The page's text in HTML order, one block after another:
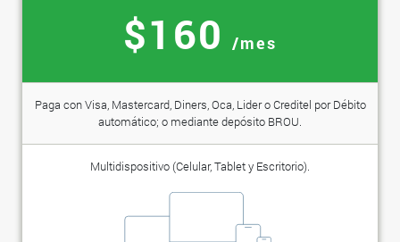
$160 /mes
Paga con Visa, Mastercard, Diners, Oca, Lider o Creditel por Débito
automático; o mediante depósito BROU.
Multidispositivo (Celular, Tablet y Escritorio).